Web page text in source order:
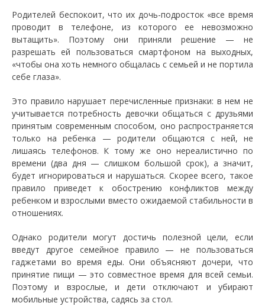
Родителей беспокоит, что их дочь-подросток «все время
проводит в телефоне, из которого ее невозможно
вытащить». Поэтому они приняли решение — не
разрешать ей пользоваться смартфоном на выходных,
«чтобы она хоть немного общалась с семьей и не портила
себе глаза».
Это правило нарушает перечисленные признаки: в нем не
учитывается потребность девочки общаться с друзьями
принятым современным способом, оно распространяется
только на ребенка — родители общаются с ней, не
лишаясь телефонов. К тому же оно нереалистично по
времени (два дня — слишком большой срок), а значит,
будет игнорироваться и нарушаться. Скорее всего, такое
правило приведет к обострению конфликтов между
ребенком и взрослыми вместо ожидаемой стабильности в
отношениях.
Однако родители могут достичь полезной цели, если
введут другое семейное правило — не пользоваться
гаджетами во время еды. Они объясняют дочери, что
принятие пищи — это совместное время для всей семьи.
Поэтому и взрослые, и дети отключают и убирают
мобильные устройства, садясь за стол.